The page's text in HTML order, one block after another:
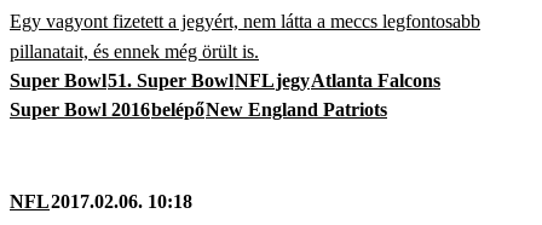
Egy vagyont fizetett a jegyért, nem látta a meccs legfontosabb
pillanatait, és ennek még örült is.
Super Bowl51. Super BowlNFLjegyAtlanta Falcons
Super Bowl 2016belépőNew England Patriots
NFL2017.02.06. 10:18